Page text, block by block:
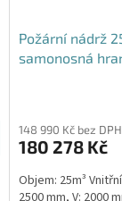
Požární nádrž
samonosná
148 990 Kč bez DPH
180 278 Kč
Objem: 25m³
2500 mm, V: 2000